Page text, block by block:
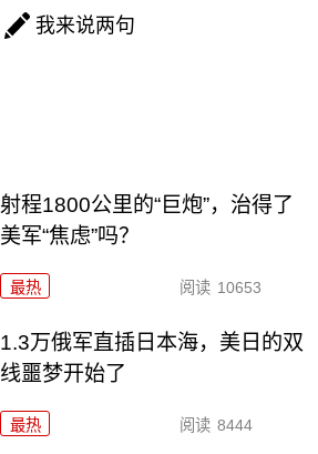
我来说两句
射程1800公里的“巨炮”，治得了
美军“焦虑”吗？
最热 阅读 10653
1.3万俄军直插日本海，美日的双
线噩梦开始了
最热 阅读 8444